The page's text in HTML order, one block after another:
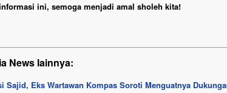
ini, semoga menjadi amal sholeh kita!
News lainnya:
Sajid, Eks Wartawan Kompas Soroti Menguatnya